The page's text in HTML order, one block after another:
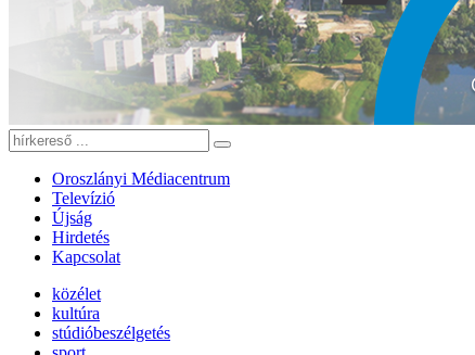
Oroszlányi Médiacentrum
Televízió
Újság
Hirdetés
Kapcsolat
közélet
kultúra
stúdióbeszélgetés